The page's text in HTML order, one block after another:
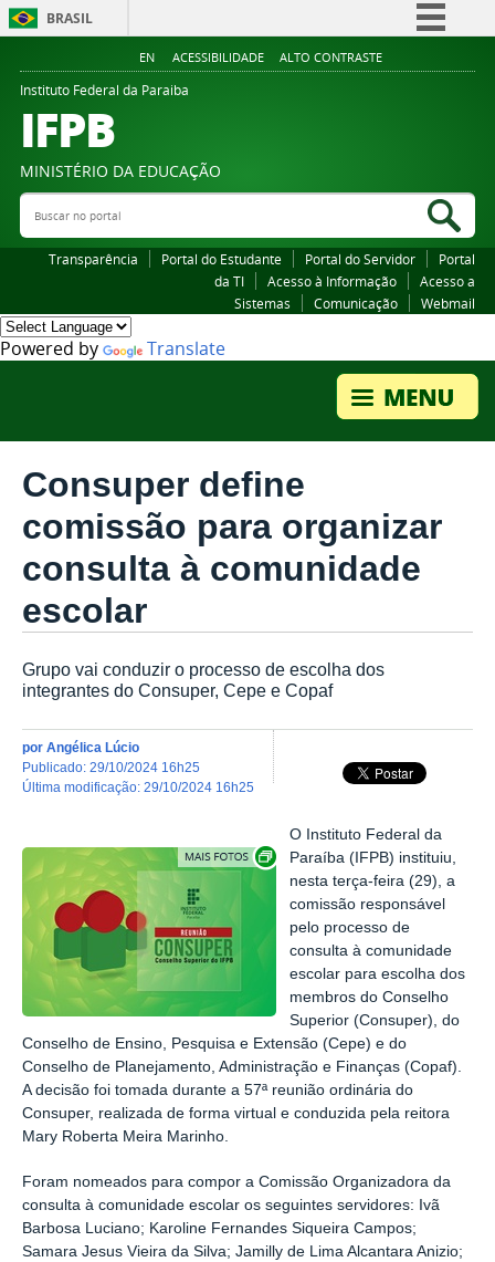
BRASIL
Simplifique!
Legislação
EN ACESSIBILIDADE ALTO CONTRASTE
Instituto Federal da Paraiba
IFPB
MINISTÉRIO DA EDUCAÇÃO
Buscar no portal
Transparência Portal do Estudante Portal do Servidor
Portal
da TI
Acesso à Informação
Acesso a
Sistemas
Comunicação Webmail
Powered by Translate
Consuper define
comissão para organizar
consulta à comunidade
escolar
Grupo vai conduzir o processo de escolha dos
integrantes do Consuper, Cepe e Copaf
por Angélica Lúcio
publicado: 29/10/2024 16h25
última modificação: 29/10/2024 16h25
Exibir carrossel de imagens
O Instituto Federal da
Paraíba (IFPB) instituiu,
nesta terça-feira (29), a
comissão responsável
pelo processo de
consulta à comunidade
escolar para escolha dos
membros do Conselho
Superior (Consuper), do
Conselho de Ensino, Pesquisa e Extensão (Cepe) e do
Conselho de Planejamento, Administração e Finanças (Copaf).
A decisão foi tomada durante a 57ª reunião ordinária do
Consuper, realizada de forma virtual e conduzida pela reitora
Mary Roberta Meira Marinho.
Foram nomeados para compor a Comissão Organizadora da
consulta à comunidade escolar os seguintes servidores: Ivã
Barbosa Luciano; Karoline Fernandes Siqueira Campos;
Samara Jesus Vieira da Silva; Jamilly de Lima Alcantara Anizio;